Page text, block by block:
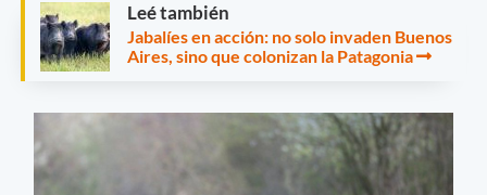
Leé también
Jabalíes en acción: no solo invaden Buenos
Aires, sino que colonizan la Patagonia